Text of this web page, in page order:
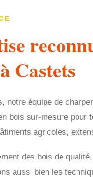
Castets
notre équipe de
bois sur-mesure pour
agricoles,
des bois de
aussi bien les